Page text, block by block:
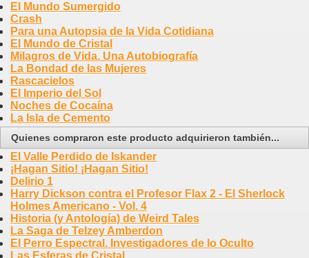
El Mundo Sumergido
Crash
Para una Autopsia de la Vida Cotidiana
El Mundo de Cristal
Milagros de Vida. Una Autobiografía
La Bondad de las Mujeres
Rascacielos
El Imperio del Sol
Noches de Cocaína
La Isla de Cemento
Quienes compraron este producto adquirieron también...
El Valle Perdido de Iskander
¡Hagan Sitio! ¡Hagan Sitio!
Delirio 1
Harry Dickson contra el Profesor Flax 2 - El Sherlock
Holmes Americano - Vol. 4
Historia (y Antología) de Weird Tales
La Saga de Telzey Amberdon
El Perro Espectral. Investigadores de lo Oculto